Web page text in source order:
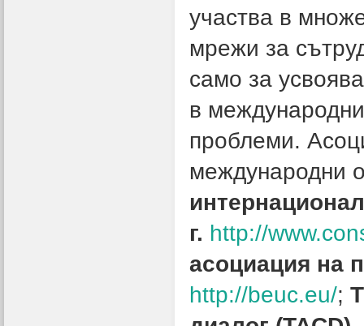
участва в
мрежи за
само за
в
проблеми.
международни
г. http://
асоциация на
http://beuc.eu/;